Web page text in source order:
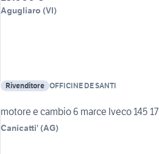
Agugliaro (VI)
Rivenditore OFFICINE DE SANTI
motore e cambio 6 marce Iveco 145 17
Canicatti' (AG)